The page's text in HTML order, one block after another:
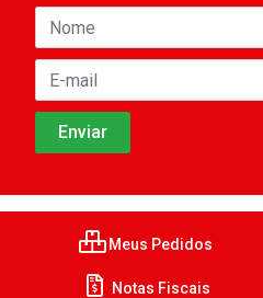
Meus Pedidos
Notas Fiscais